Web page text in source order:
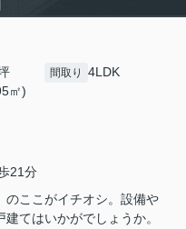
㎡)
間取り 4LDK
21分
ここがイチオシ。設備や
てはいかがでしょうか。